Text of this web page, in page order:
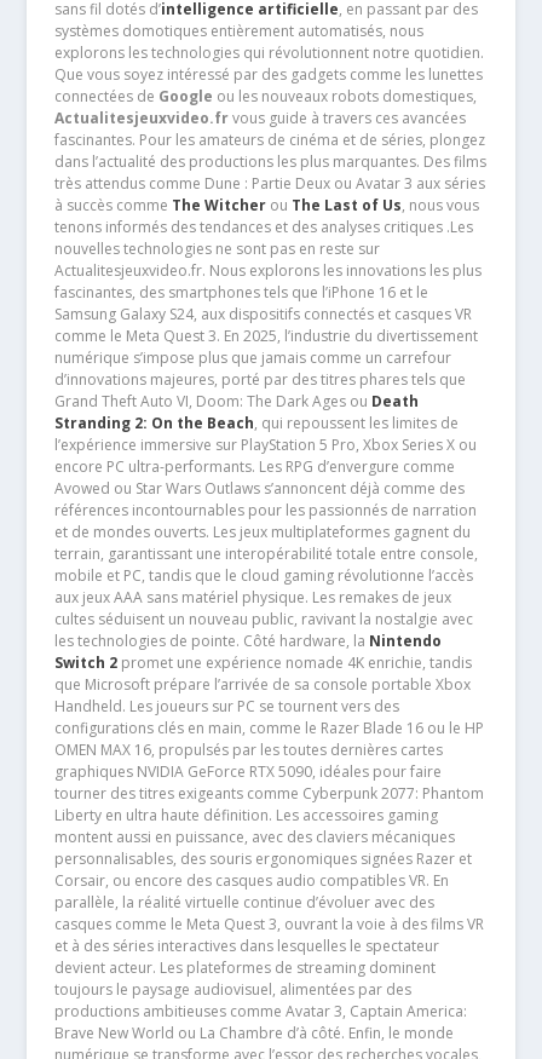
sans fil dotés d’intelligence artificielle, en passant par des
systèmes domotiques entièrement automatisés, nous
explorons les technologies qui révolutionnent notre quotidien.
Que vous soyez intéressé par des gadgets comme les lunettes
connectées de Google ou les nouveaux robots domestiques,
Actualitesjeuxvideo.frvous guide à travers ces avancées
fascinantes. Pour les amateurs de cinéma et de séries, plongez
dans l’actualité des productions les plus marquantes. Des films
très attendus comme Dune : Partie Deux ou Avatar 3 aux séries
à succès comme The Witcherou The Last of Us, nous vous
tenons informés des tendances et des analyses critiques .Les
nouvelles technologies ne sont pas en reste sur
Actualitesjeuxvideo.fr. Nous explorons les innovations les plus
fascinantes, des smartphones tels que l’iPhone 16 et le
Samsung Galaxy S24, aux dispositifs connectés et casques VR
comme le Meta Quest 3. En 2025, l’industrie du divertissement
numérique s’impose plus que jamais comme un carrefour
d’innovations majeures, porté par des titres phares tels que
Grand Theft Auto VI, Doom: The Dark Ages ou Death
Stranding 2: On the Beach, qui repoussent les limites de
l’expérience immersive sur PlayStation 5 Pro, Xbox Series X ou
encore PC ultra-performants. Les RPG d’envergure comme
Avowed ou Star Wars Outlaws s’annoncent déjà comme des
références incontournables pour les passionnés de narration
et de mondes ouverts. Les jeux multiplateformes gagnent du
terrain, garantissant une interopérabilité totale entre console,
mobile et PC, tandis que le cloud gaming révolutionne l’accès
aux jeux AAA sans matériel physique. Les remakes de jeux
cultes séduisent un nouveau public, ravivant la nostalgie avec
les technologies de pointe. Côté hardware, la Nintendo
Switch 2promet une expérience nomade 4K enrichie, tandis
que Microsoft prépare l’arrivée de sa console portable Xbox
Handheld. Les joueurs sur PC se tournent vers des
configurations clés en main, comme le Razer Blade 16 ou le HP
OMEN MAX 16, propulsés par les toutes dernières cartes
graphiques NVIDIA GeForce RTX 5090, idéales pour faire
tourner des titres exigeants comme Cyberpunk 2077: Phantom
Liberty en ultra haute définition. Les accessoires gaming
montent aussi en puissance, avec des claviers mécaniques
personnalisables, des souris ergonomiques signées Razer et
Corsair, ou encore des casques audio compatibles VR. En
parallèle, la réalité virtuelle continue d’évoluer avec des
casques comme le Meta Quest 3, ouvrant la voie à des films VR
et à des séries interactives dans lesquelles le spectateur
devient acteur. Les plateformes de streaming dominent
toujours le paysage audiovisuel, alimentées par des
productions ambitieuses comme Avatar 3, Captain America:
Brave New World ou La Chambre d’à côté. Enfin, le monde
numérique se transforme avec l’essor des recherches vocales,